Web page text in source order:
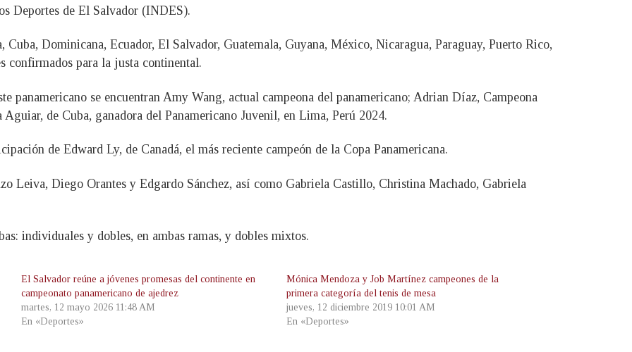
Deportes de El Salvador (INDES).
Cuba, Dominicana, Ecuador, El Salvador, Guatemala, Guyana, México, Nicaragua, Paraguay, Puerto Rico,
confirmados para la justa continental.
panamericano se encuentran Amy Wang, actual campeona del panamericano; Adrian Díaz, Campeona
de Cuba, ganadora del Panamericano Juvenil, en Lima, Perú 2024.
de Edward Ly, de Canadá, el más reciente campeón de la Copa Panamericana.
Leiva, Diego Orantes y Edgardo Sánchez, así como Gabriela Castillo, Christina Machado, Gabriela
individuales y dobles, en ambas ramas, y dobles mixtos.
El Salvador reúne a jóvenes promesas del continente en
campeonato panamericano de ajedrez
martes, 12 mayo 2026 11:48 AM
En «Deportes»
Mónica Mendoza y Job Martínez campeones de la
primera categoría del tenis de mesa
jueves, 12 diciembre 2019 10:01 AM
En «Deportes»